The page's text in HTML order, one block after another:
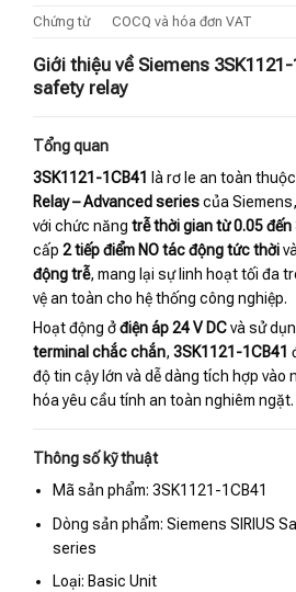
Chứng từ
COCQ và hóa đơn VAT
Giới thiệu về Siemens 3SK1121-
safety relay
Tổng quan
3SK1121-1CB41
là rơ le an toàn
Relay – Advanced seriescủa
với chức năng trễ thời gian từ 0.05 đến
cấp 2 tiếp điểm NO tác động tức thời
động trễ, mang lại sự linh hoạt tối đa
vệ an toàn cho hệ thống công nghiệp.
Hoạt động ởđiện áp 24 V DCvà sử
terminal chắc chắn, 3SK1121-1CB41
độ tin cậy lớn và dễ dàng tích hợp vào
hóa yêu cầu tính an toàn nghiêm ngặt.
Thông số kỹ thuật
Mã sản phẩm: 3SK1121-1CB41
Dòng sản phẩm: Siemens SIRIUS
series
Loại: Basic Unit